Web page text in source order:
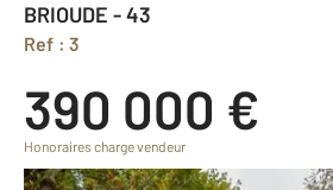
BRIOUDE - 43
Ref : 3
390 000 €
Honoraires charge vendeur